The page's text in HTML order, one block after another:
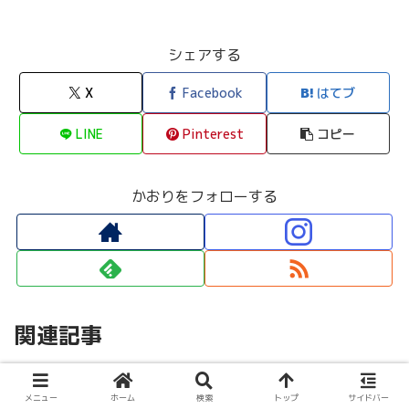
シェアする
X Facebook はてブ
LINE Pinterest コピー
かおりをフォローする
関連記事
顔文字・特殊文字・記号 顔文字・特殊文字・記号
メニュー ホーム 検索 トップ サイドバー